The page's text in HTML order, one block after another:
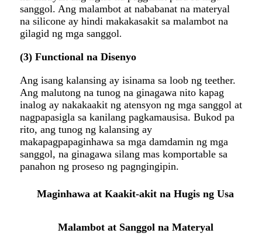
sanggol. Ang malambot at nababanat na materyal
na silicone ay hindi makakasakit sa malambot na
gilagid ng mga sanggol.
(3) Functional na Disenyo
Ang isang kalansing ay isinama sa loob ng teether.
Ang malutong na tunog na ginagawa nito kapag
inalog ay nakakaakit ng atensyon ng mga sanggol at
nagpapasigla sa kanilang pagkamausisa. Bukod pa
rito, ang tunog ng kalansing ay
makapagpapaginhawa sa mga damdamin ng mga
sanggol, na ginagawa silang mas komportable sa
panahon ng proseso ng pagngingipin.
Maginhawa at Kaakit-akit na Hugis ng Usa
Malambot at Sanggol na Materyal